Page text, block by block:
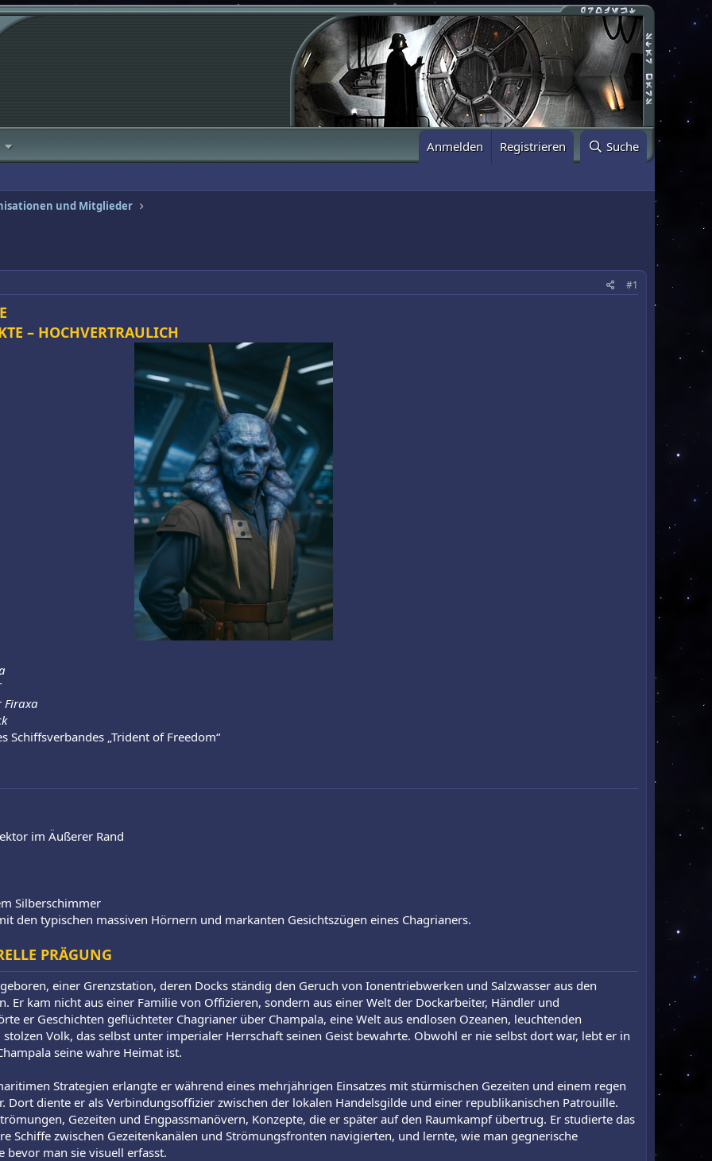
Anmelden Registrieren Suche
und Mitglieder
#1
– HOCHVERTRAULICH
Firaxa
Schiffsverbandes „Trident of Freedom“
im Äußerer Rand
Silberschimmer
den typischen massiven Hörnern und markanten Gesichtszügen eines Chagrianers.
PRÄGUNG
einer Grenzstation, deren Docks ständig den Geruch von Ionentriebwerken und Salzwasser aus den
Er kam nicht aus einer Familie von Offizieren, sondern aus einer Welt der Dockarbeiter, Händler und
er Geschichten geflüchteter Chagrianer über Champala, eine Welt aus endlosen Ozeanen, leuchtenden
Volk, das selbst unter imperialer Herrschaft seinen Geist bewahrte. Obwohl er nie selbst dort war, lebt er in
seine wahre Heimat ist.
Strategien erlangte er während eines mehrjährigen Einsatzes mit stürmischen Gezeiten und einem regen
Dort diente er als Verbindungsoffizier zwischen der lokalen Handelsgilde und einer republikanischen Patrouille.
Gezeiten und Engpassmanövern, Konzepte, die er später auf den Raumkampf übertrug. Er studierte das
Schiffe zwischen Gezeitenkanälen und Strömungsfronten navigierten, und lernte, wie man gegnerische
bevor man sie visuell erfasst.